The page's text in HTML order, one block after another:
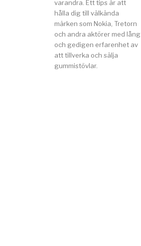
varandra. Ett tips är att
hålla dig till välkända
märken som Nokia, Tretorn
och andra aktörer med lång
och gedigen erfarenhet av
att tillverka och sälja
gummistövlar.